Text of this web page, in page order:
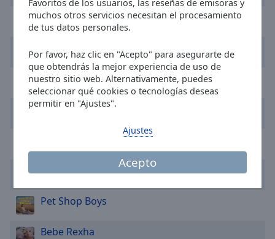
Favoritos de los usuarios, las reseñas de emisoras y
muchos otros servicios necesitan el procesamiento
de tus datos personales.
Por favor, haz clic en "Acepto" para asegurarte de
que obtendrás la mejor experiencia de uso de
nuestro sitio web. Alternativamente, puedes
seleccionar qué cookies o tecnologías deseas
permitir en "Ajustes".
Acepto
Ajustes
Background
Opacity
Font
Family
Calvin Harris
Robin Schulz
Avicii
Haddaway
The Chainsmokers
Cyndi Lauper
Pet Shop Boys
Bebe Rexha